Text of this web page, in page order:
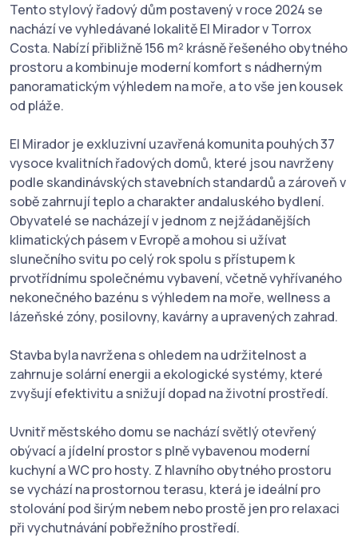
Tento stylový řadový dům postavený v roce 2024 se
nachází ve vyhledávané lokalitě El Mirador v Torrox
Costa. Nabízí přibližně 156 m² krásně řešeného obytného
prostoru a kombinuje moderní komfort s nádherným
panoramatickým výhledem na moře, a to vše jen kousek
od pláže.
El Mirador je exkluzivní uzavřená komunita pouhých 37
vysoce kvalitních řadových domů, které jsou navrženy
podle skandinávských stavebních standardů a zároveň v
sobě zahrnují teplo a charakter andaluského bydlení.
Obyvatelé se nacházejí v jednom z nejžádanějších
klimatických pásem v Evropě a mohou si užívat
slunečního svitu po celý rok spolu s přístupem k
prvotřídnímu společnému vybavení, včetně vyhřívaného
nekonečného bazénu s výhledem na moře, wellness a
lázeňské zóny, posilovny, kavárny a upravených zahrad.
Stavba byla navržena s ohledem na udržitelnost a
zahrnuje solární energii a ekologické systémy, které
zvyšují efektivitu a snižují dopad na životní prostředí.
Uvnitř městského domu se nachází světlý otevřený
obývací a jídelní prostor s plně vybavenou moderní
kuchyní a WC pro hosty. Z hlavního obytného prostoru
se vychází na prostornou terasu, která je ideální pro
stolování pod širým nebem nebo prostě jen pro relaxaci
při vychutnávání pobřežního prostředí.